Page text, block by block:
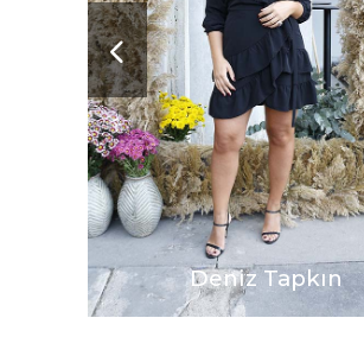
Deniz Tapkın